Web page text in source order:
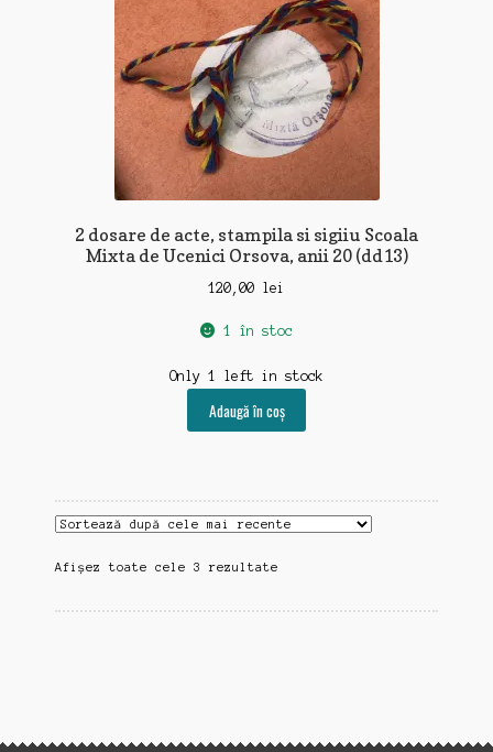
2 dosare de acte, stampila si sigiiu Scoala
Mixta de Ucenici Orsova, anii 20 (dd13)
120,00 lei
1 în stoc
Only 1 left in stock
Adaugă în coș
Afișez toate cele 3 rezultateSortat
cele